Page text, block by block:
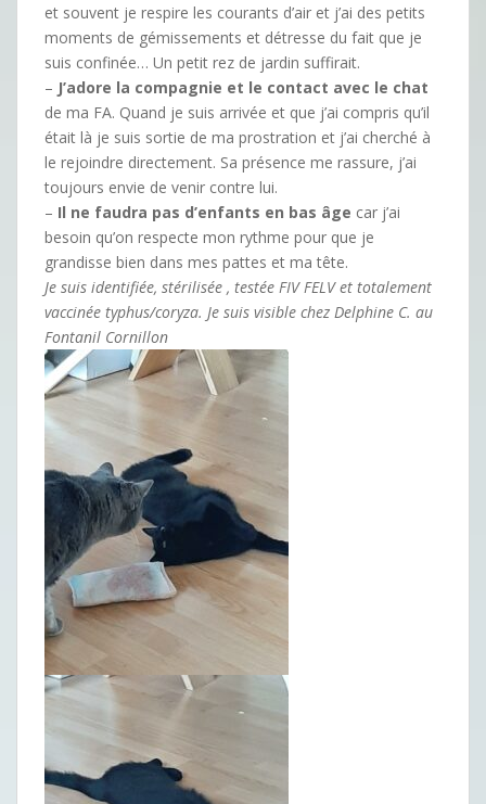
et souvent je respire les courants d’air et j’ai des petits
moments de gémissements et détresse du fait que je
suis confinée… Un petit rez de jardin suffirait.
– J’adore la compagnie et le contact avec le chat
de ma FA. Quand je suis arrivée et que j’ai compris qu’il
était là je suis sortie de ma prostration et j’ai cherché à
le rejoindre directement. Sa présence me rassure, j’ai
toujours envie de venir contre lui.
– Il ne faudra pas d’enfants en bas âge car j’ai
besoin qu’on respecte mon rythme pour que je
grandisse bien dans mes pattes et ma tête.
Je suis identifiée, stérilisée , testée FIV FELV et totalement
vaccinée typhus/coryza. Je suis visible chez Delphine C. au
Fontanil Cornillon